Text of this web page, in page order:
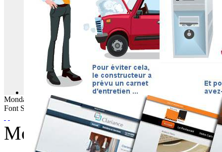
Monday August 2026
Font Size
Monday, 18 July 2011